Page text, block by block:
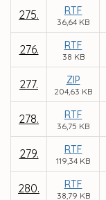
275. RTF
36,64 KB
276. RTF
38 KB
277. ZIP
204,63 KB
278. RTF
36,75 KB
279. RTF
119,34 KB
280. RTF
38,79 KB